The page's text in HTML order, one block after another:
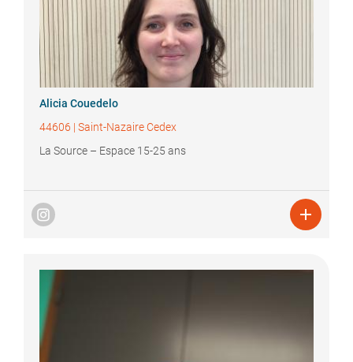
Alicia Couedelo
44606 | Saint-Nazaire Cedex
La Source – Espace 15-25 ans
